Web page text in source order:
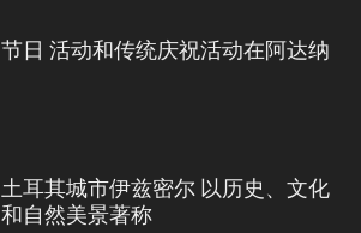
节日 活动和传统庆祝活动在阿达纳
土耳其城市伊兹密尔 以历史、文化
和自然美景著称